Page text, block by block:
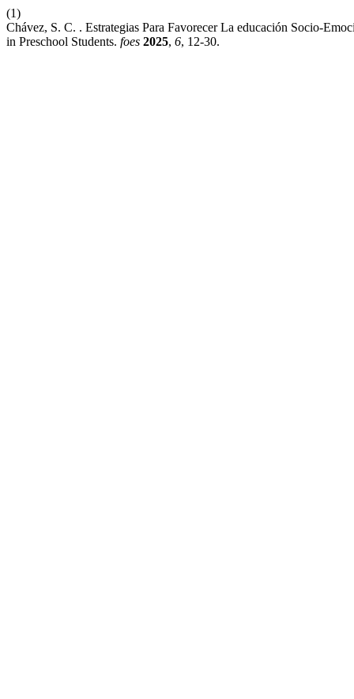
(1)
Chávez, S. C. . Estrategias Para Favorecer La educación Socio-
in Preschool Students. foes 2025, 6, 12-30.